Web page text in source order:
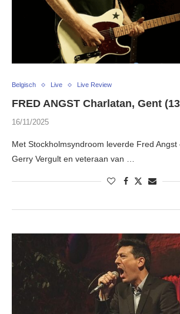
Belgisch Live Live Review
FRED ANGST Charlatan, Gent
16/11/2025
Met Stockholmsyndroom leverde Fred
Gerry Vergult en veteraan van …